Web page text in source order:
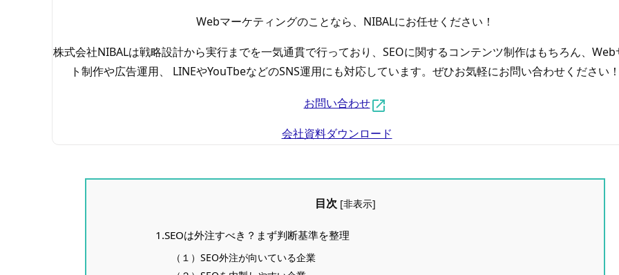
Webマーケティングのことなら、NIBALにお任せください！
株式会社NIBALは戦略設計から実行までを一気通貫で行っており、SEOに関するコンテンツ制作はもちろん、Web
ト制作や広告運用、 LINEやYouTbeなどのSNS運用にも対応しています。ぜひお気軽にお問い合わせください！
お問い合わせ
会社資料ダウンロード
目次 [非表示]
1.SEOは外注すべき？まず判断基準を整理
（１）SEO外注が向いている企業